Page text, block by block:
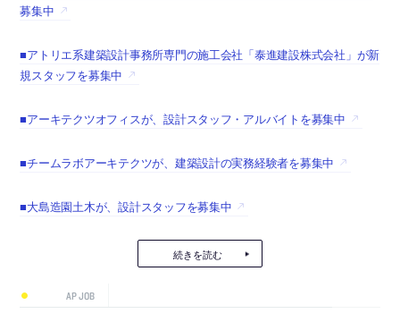
募集中
■アトリエ系建築設計事務所専門の施工会社「泰進建設株式会社」が新
規スタッフを募集中
■アーキテクツオフィスが、設計スタッフ・アルバイトを募集中
■チームラボアーキテクツが、建築設計の実務経験者を募集中
■大島造園土木が、設計スタッフを募集中
続きを読む
AP JOB